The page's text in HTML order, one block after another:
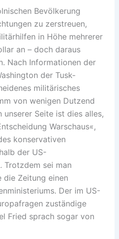
Bevölkerung
zu zerstreuen,
in Höhe mehrerer
an – doch daraus
Nach Informationen der
der Tusk-
militärisches
von wenigen Dutzend
unserer Seite ist dies alles,
Warschaus«,
konservativen
der US-
Trotzdem sei man
Zeitung einen
Der im US-
zuständige
Fried sprach sogar von